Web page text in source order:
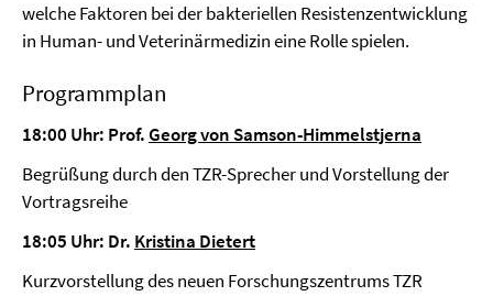
welche Faktoren bei der bakteriellen Resistenzentwicklung
in Human- und Veterinärmedizin eine Rolle spielen.
Programmplan
18:00 Uhr: Prof.Georg von Samson-Himmelstjerna
Begrüßung durch den TZR-Sprecher und Vorstellung der
Vortragsreihe
18:05 Uhr: Dr. Kristina Dietert
Kurzvorstellung des neuen Forschungszentrums TZR